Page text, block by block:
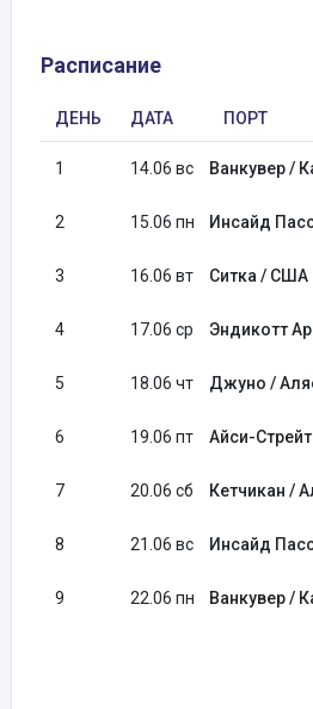
Расписание
ДЕНЬ ДАТА ПОРТ
1 14.06 вс Ванкувер /
2 15.06 пн Инсайд
3 16.06 вт Ситка / США
4 17.06 ср Эндикотт
5 18.06 чт Джуно /
6 19.06 пт Айси-
7 20.06 сб Кетчикан /
8 21.06 вс Инсайд
9 22.06 пн Ванкувер /